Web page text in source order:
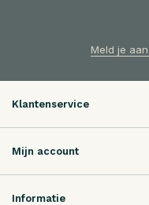
Meld je
Klantenservice
Mijn account
Informatie